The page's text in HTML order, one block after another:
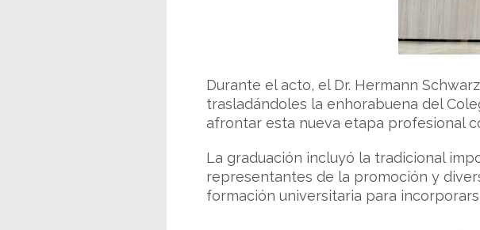
Durante el acto, el Dr. Hermann
trasladándoles la enhorabuena del
afrontar esta nueva etapa profesional
La graduación incluyó la tradicional
representantes de la promoción y
formación universitaria para